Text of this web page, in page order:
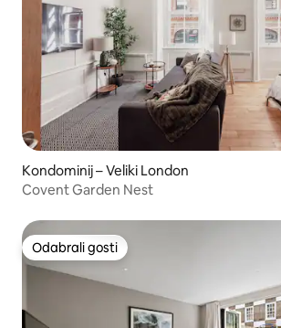
Kondominij – Veliki London
Covent Garden Nest
Odabrali gosti
Odabrali gosti